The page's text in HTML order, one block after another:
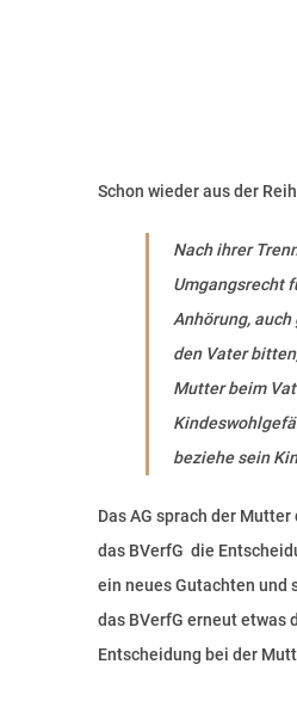
Schon wieder aus der
Nach ihrer
Umgangsrecht
Anhörung,
den Vater
Mutter beim
beziehe sein
Das AG sprach der
das BVerfG die
ein neues Gutachten und
das BVerfG erneut etwas
Entscheidung bei der